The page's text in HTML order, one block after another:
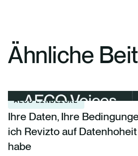
Ähnliche
AECO EINBLICKE
Ihre Daten, Ihre
ich Revizto auf
habe